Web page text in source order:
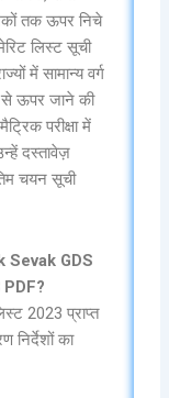
तक ऊपर निचे
लिस्ट सूची
में सामान्य वर्ग
ऊपर जाने की
परीक्षा में
दस्तावेज़
चयन सूची
Sevak GDS
2023 प्राप्त
का